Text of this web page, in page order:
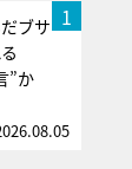
1
ブサ
”か